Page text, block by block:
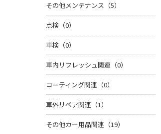
その他メンテナンス（5）
点検（0）
車検（0）
車内リフレッシュ関連（0）
コーティング関連（0）
車外リペア関連（1）
その他カー用品関連（19）